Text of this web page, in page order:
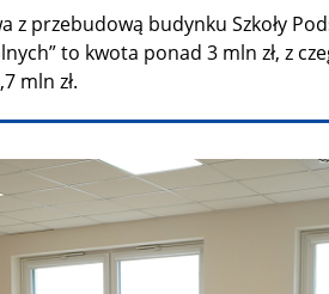
z przebudową budynku Szkoły
to kwota ponad 3 mln zł, z
mln zł.